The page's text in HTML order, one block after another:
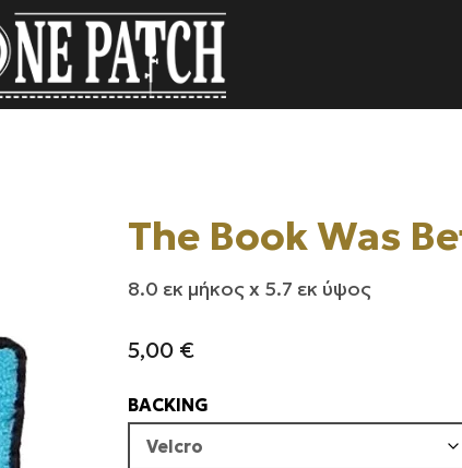
The Book Was
8.0 εκ μήκος x 5.7 εκ ύψος
5,00 €
BACKING